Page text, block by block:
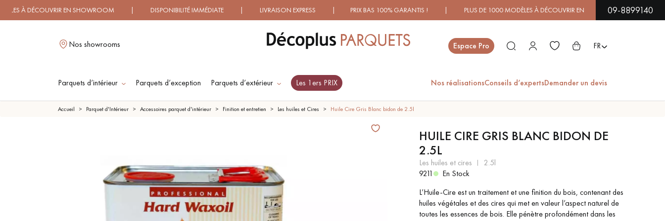
EN SHOWROOM | DISPONIBILITÉ IMMÉDIATE | LIVRAISON EXPRESS | PRIX BAS 100% GARANTIS ! | PLUS DE 1000 MODÈLES À DÉCOUVRIR EN SHOWROOM |09-8899140
Nos showrooms Espace Pro FR
Parquets d’intérieur Parquets d’exception Parquets d’extérieur Les 1ers PRIX Nos réalisationsConseils d’expertsDemander un devis
LES RECHERCHES LES PLUS COURANTES
PARQUET EN BOIS
BRUT
PARQUET VIEILLI
PARQUET LAMES
LARGES XXL
PARQUET EN CHÊNE
Accueil Parquet d'Intérieur Accessoires parquet d'intérieur Finition et entretien Les huiles et Cires Huile Cire Gris Blanc bidon de 2.5l
HUILE CIRE GRIS BLANC BIDON DE
2.5L
les huiles et cires
2.5l
9211
En Stock
L’Huile-Cire est un traitement et une finition du bois, contenant des
huiles végétales et des cires qui met en valeur l’aspect naturel de
toutes les essences de bois. Elle pénètre profondément dans les